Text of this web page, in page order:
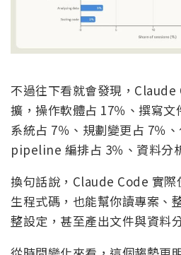
不過往下看就會發現，Claude
擴，操作軟體占 17％、撰寫
系統占 7％、規劃變更占 7％
pipeline 編排占 3％、資料分
換句話說，Claude Code 實際
生程式碼，也能幫你讀專案、
整設定，甚至產出文件與資料